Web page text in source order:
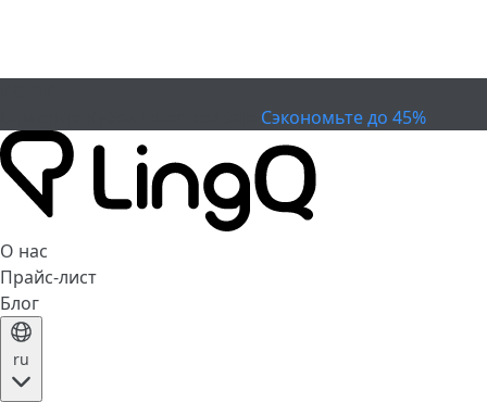
Сэкономьте до 45%
О нас
Прайс-лист
Блог
ru